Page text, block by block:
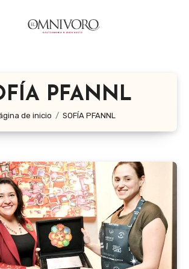
PFANNL
de inicio SOFÍA PFANNL